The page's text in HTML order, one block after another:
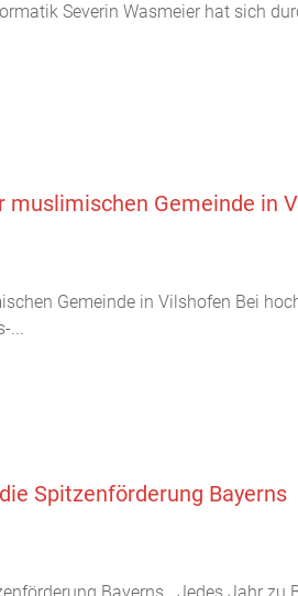
Severin Wasmeier hat sich
muslimischen Gemeinde in
Gemeinde in Vilshofen Bei
...
Spitzenförderung Bayerns